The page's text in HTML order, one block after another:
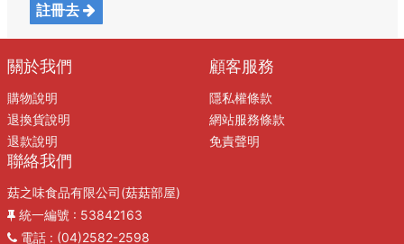
註冊去
關於我們
購物說明
退換貨說明
退款說明
顧客服務
隱私權條款
網站服務條款
免責聲明
聯絡我們
菇之味食品有限公司(菇菇部屋)
統一編號 : 53842163
電話: (04)2582-2598